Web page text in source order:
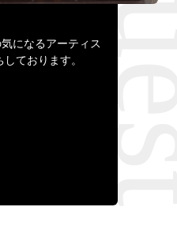
になるアーティス
ております。